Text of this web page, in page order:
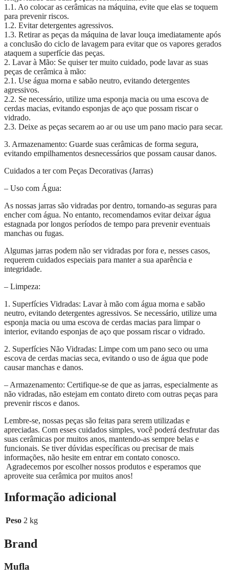
1.1. Ao colocar as cerâmicas na máquina, evite que elas se toquem
para prevenir riscos.
1.2. Evitar detergentes agressivos.
1.3. Retirar as peças da máquina de lavar louça imediatamente após
a conclusão do ciclo de lavagem para evitar que os vapores gerados
ataquem a superfície das peças.
2. Lavar à Mão: Se quiser ter muito cuidado, pode lavar as suas
peças de cerâmica à mão:
2.1. Use água morna e sabão neutro, evitando detergentes
agressivos.
2.2. Se necessário, utilize uma esponja macia ou uma escova de
cerdas macias, evitando esponjas de aço que possam riscar o
vidrado.
2.3. Deixe as peças secarem ao ar ou use um pano macio para secar.
3. Armazenamento: Guarde suas cerâmicas de forma segura,
evitando empilhamentos desnecessários que possam causar danos.
Cuidados a ter com Peças Decorativas (Jarras)
– Uso com Água:
As nossas jarras são vidradas por dentro, tornando-as seguras para
encher com água. No entanto, recomendamos evitar deixar água
estagnada por longos períodos de tempo para prevenir eventuais
manchas ou fugas.
Algumas jarras podem não ser vidradas por fora e, nesses casos,
requerem cuidados especiais para manter a sua aparência e
integridade.
– Limpeza:
1. Superfícies Vidradas: Lavar à mão com água morna e sabão
neutro, evitando detergentes agressivos. Se necessário, utilize uma
esponja macia ou uma escova de cerdas macias para limpar o
interior, evitando esponjas de aço que possam riscar o vidrado.
2. Superfícies Não Vidradas: Limpe com um pano seco ou uma
escova de cerdas macias seca, evitando o uso de água que pode
causar manchas e danos.
– Armazenamento: Certifique-se de que as jarras, especialmente as
não vidradas, não estejam em contato direto com outras peças para
prevenir riscos e danos.
Lembre-se, nossas peças são feitas para serem utilizadas e
apreciadas. Com esses cuidados simples, você poderá desfrutar das
suas cerâmicas por muitos anos, mantendo-as sempre belas e
funcionais. Se tiver dúvidas específicas ou precisar de mais
informações, não hesite em entrar em contato conosco.
Agradecemos por escolher nossos produtos e esperamos que
aproveite sua cerâmica por muitos anos!
Informação adicional
Peso 2 kg
Brand
Mufla